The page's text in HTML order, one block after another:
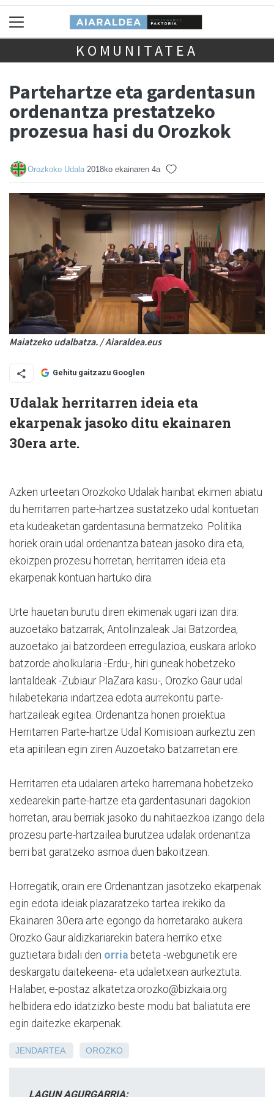
KOMUNITATEA
Partehartze eta gardentasun
ordenantza prestatzeko
prozesua hasi du Orozkok
Orozkoko Udala 2018ko ekainaren 4a
Maiatzeko udalbatza. / Aiaraldea.eus
Gehitu gaitzazu Googlen
Udalak herritarren ideia eta
ekarpenak jasoko ditu ekainaren
30era arte.
Azken urteetan Orozkoko Udalak hainbat ekimen abiatu
du herritarren parte-hartzea sustatzeko udal kontuetan
eta kudeaketan gardentasuna bermatzeko. Politika
horiek orain udal ordenantza batean jasoko dira eta,
ekoizpen prozesu horretan, herritarren ideia eta
ekarpenak kontuan hartuko dira.
Urte hauetan burutu diren ekimenak ugari izan dira:
auzoetako batzarrak, Antolinzaleak Jai Batzordea,
auzoetako jai batzordeen erregulazioa, euskara arloko
batzorde aholkularia -Erdu-, hiri guneak hobetzeko
lantaldeak -Zubiaur PlaZara kasu-, Orozko Gaur udal
hilabetekaria indartzea edota aurrekontu parte-
hartzaileak egitea. Ordenantza honen proiektua
Herritarren Parte-hartze Udal Komisioan aurkeztu zen
eta apirilean egin ziren Auzoetako batzarretan ere.
Herritarren eta udalaren arteko harremana hobetzeko
xedearekin parte-hartze eta gardentasunari dagokion
horretan, arau berriak jasoko du nahitaezkoa izango dela
prozesu parte-hartzailea burutzea udalak ordenantza
berri bat garatzeko asmoa duen bakoitzean.
Horregatik, orain ere Ordenantzan jasotzeko ekarpenak
egin edota ideiak plazaratzeko tartea irekiko da.
Ekainaren 30era arte egongo da horretarako aukera
Orozko Gaur aldizkariarekin batera herriko etxe
guztietara bidali den orria beteta -webgunetik ere
deskargatu daitekeena- eta udaletxean aurkeztuta.
Halaber, e-postaz alkatetza.orozko@bizkaia.org
helbidera edo idatzizko beste modu bat baliatuta ere
egin daitezke ekarpenak.
JENDARTEA OROZKO
LAGUN AGURGARRIA: